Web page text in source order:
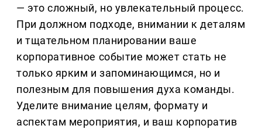
— это сложный, но увлекательный процесс.
При должном подходе, внимании к деталям
и тщательном планировании ваше
корпоративное событие может стать не
только ярким и запоминающимся, но и
полезным для повышения духа команды.
Уделите внимание целям, формату и
аспектам мероприятия, и ваш корпоратив